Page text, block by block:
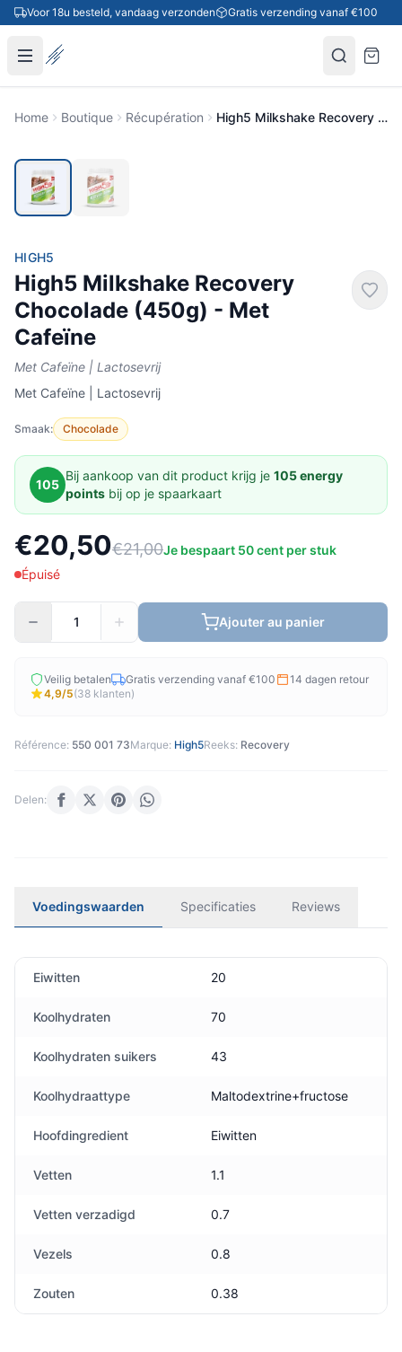
Ga naar inhoud
Voor 18u besteld, vandaag verzonden Gratis verzending vanaf €100
Home Boutique Récupération High5 Milkshake Recovery Chocolade (450g) - Met Cafeïne
HIGH5
High5 Milkshake Recovery
Chocolade (450g) - Met
Cafeïne
Met Cafeïne | Lactosevrij
Met Cafeïne | Lactosevrij
Smaak: Chocolade
105
Bij aankoop van dit product krijg je 105 energy
points bij op je spaarkaart
€20,50€21,00Je bespaart 50 cent per stuk
Épuisé
Ajouter au panier
Veilig betalen Gratis verzending vanaf €100
14 dagen retour
4,9/5(38 klanten)
Référence: 550 001 73Marque: High5Reeks: Recovery
Delen:
Voedingswaarden Specificaties Reviews
Eiwitten 20
Koolhydraten 70
Koolhydraten suikers 43
Koolhydraattype Maltodextrine+fructose
Hoofdingredient Eiwitten
Vetten 1.1
Vetten verzadigd 0.7
Vezels 0.8
Zouten 0.38